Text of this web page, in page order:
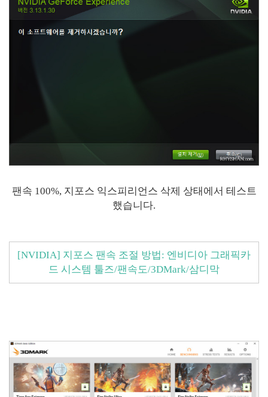
팬속 100%, 지포스 익스피리언스 삭제 상태에서 테스트
했습니다.
[NVIDIA] 지포스 팬속 조절 방법: 엔비디아 그래픽카
드 시스템 툴즈/팬속도/3DMark/삼디막